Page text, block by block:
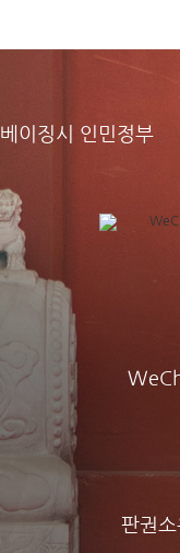
베이징시 인민정부
판권